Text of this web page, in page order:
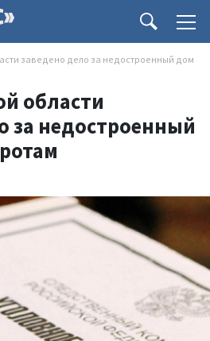
заведено дело за недостроенный дом
области
за недостроенный